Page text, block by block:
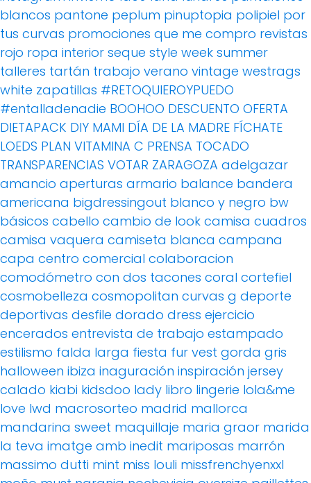
blancos pantone peplum pinuptopia polipiel por
tus curvas promociones que me compro revistas
rojo ropa interior seque style week summer
talleres tartán trabajo verano vintage westrags
white zapatillas #RETOQUIEROYPUEDO
#entalladenadie BOOHOO DESCUENTO OFERTA
DIETAPACK DIY MAMI DÍA DE LA MADRE FÍCHATE
LOEDS PLAN VITAMINA C PRENSA TOCADO
TRANSPARENCIAS VOTAR ZARAGOZA adelgazar
amancio aperturas armario balance bandera
americana bigdressingout blanco y negro bw
básicos cabello cambio de look camisa cuadros
camisa vaquera camiseta blanca campana
capa centro comercial colaboracion
comodómetro con dos tacones coral cortefiel
cosmobelleza cosmopolitan curvas g deporte
deportivas desfile dorado dress ejercicio
encerados entrevista de trabajo estampado
estilismo falda larga fiesta fur vest gorda gris
halloween ibiza inaguración inspiración jersey
calado kiabi kidsdoo lady libro lingerie lola&me
love lwd macrosorteo madrid mallorca
mandarina sweet maquillaje maria graor marida
la teva imatge amb inedit mariposas marrón
massimo dutti mint miss louli missfrenchyenxxl